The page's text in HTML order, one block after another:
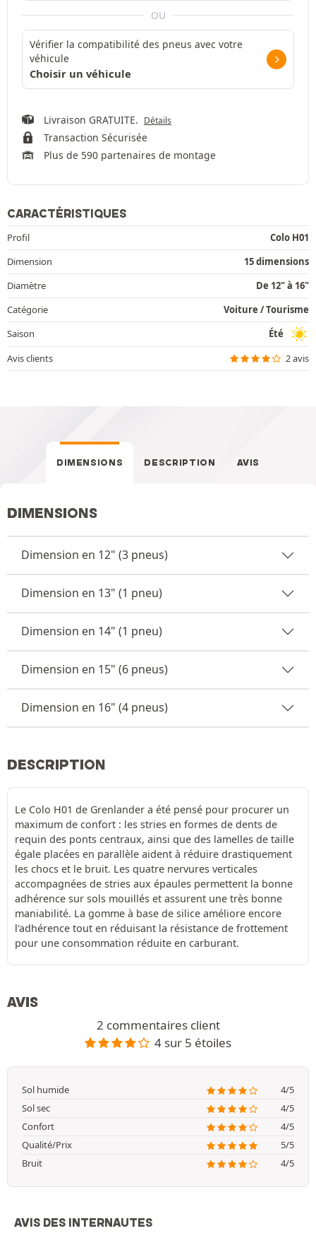
OU
Vérifier la compatibilité des pneus avec votre
véhicule
Choisir un véhicule
Livraison GRATUITE. Détails
Transaction Sécurisée
Plus de 590 partenaires de montage
CARACTÉRISTIQUES
Profil
Colo H01
Dimension
15 dimensions
Diamètre
De 12" à 16"
Catégorie
Voiture / Tourisme
Saison
Été
Avis clients
2 avis
DIMENSIONS DESCRIPTION AVIS
DIMENSIONS
Dimension en 12" (3 pneus)
Dimension en 13" (1 pneu)
Dimension en 14" (1 pneu)
Dimension en 15" (6 pneus)
Dimension en 16" (4 pneus)
DESCRIPTION
Le Colo H01 de Grenlander a été pensé pour procurer un
maximum de confort : les stries en formes de dents de
requin des ponts centraux, ainsi que des lamelles de taille
égale placées en parallèle aident à réduire drastiquement
les chocs et le bruit. Les quatre nervures verticales
accompagnées de stries aux épaules permettent la bonne
adhérence sur sols mouillés et assurent une très bonne
maniabilité. La gomme à base de silice améliore encore
l'adhérence tout en réduisant la résistance de frottement
pour une consommation réduite en carburant.
AVIS
2 commentaires client
4 sur 5 étoiles
Sol humide
4/5
Sol sec
4/5
Confort
4/5
Qualité/Prix
5/5
Bruit
4/5
AVIS DES INTERNAUTES